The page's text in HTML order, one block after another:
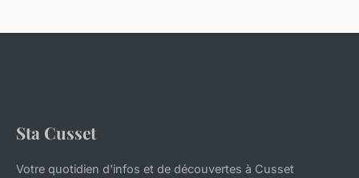
Sta Cusset
Votre quotidien d'infos et de découvertes à Cusset